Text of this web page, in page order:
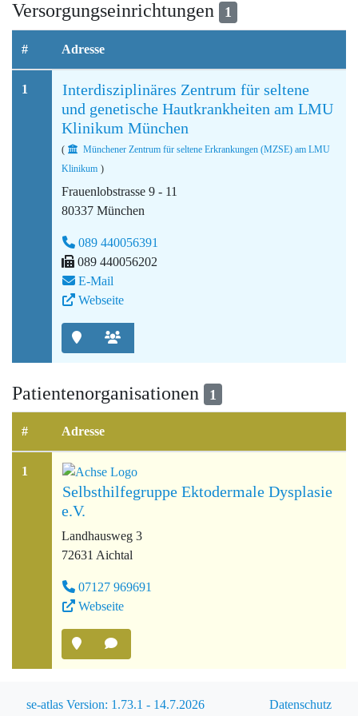
Versorgungseinrichtungen 1
# Adresse
1
Interdisziplinäres Zentrum für seltene
und genetische Hautkrankheiten am LMU
Klinikum München
(
Münchener Zentrum für seltene Erkrankungen (MZSE) am LMU
Klinikum )
Frauenlobstrasse 9 - 11
80337 München
089 440056391
089 440056202
E-Mail
Webseite
Patientenorganisationen 1
# Adresse
1
Selbsthilfegruppe Ektodermale Dysplasie
e.V.
Landhausweg 3
72631 Aichtal
07127 969691
Webseite
se-atlas Version: 1.73.1 - 14.7.2026 Datenschutz